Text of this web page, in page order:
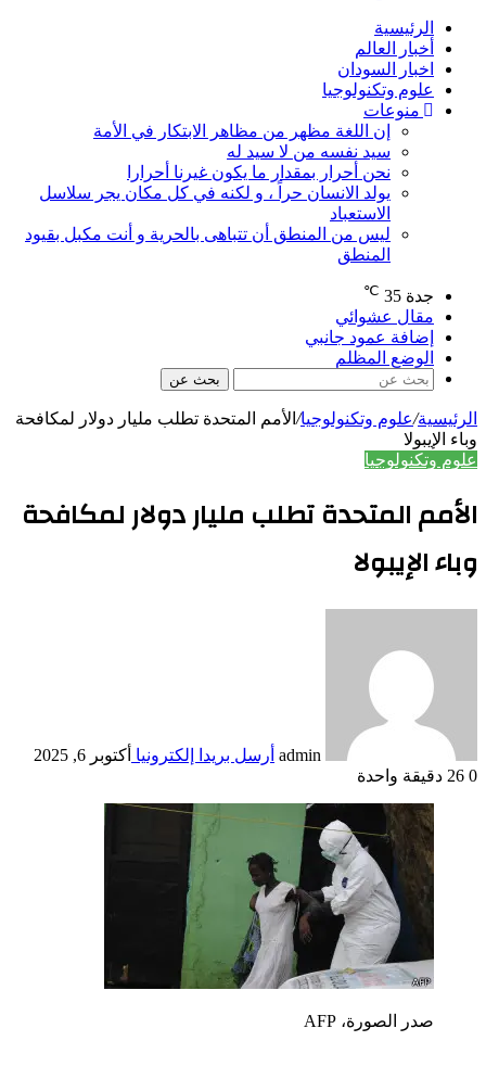
الرئيسية
أخبار العالم
اخبار السودان
علوم وتكنولوجيا
منوعات
إن اللغة مظهر من مظاهر الابتكار في الأمة
سيد نفسه من لا سيد له
نحن أحرار بمقدار ما يكون غيرنا أحرارا
يولد الانسان حراً ، و لكنه في كل مكان يجر سلاسل
الاستعباد
ليس من المنطق أن تتباهى بالحرية و أنت مكبل بقيود
المنطق
جدة 35
℃
مقال عشوائي
إضافة عمود جانبي
الوضع المظلم
بحث عن
الرئيسية/علوم وتكنولوجيا/ الأمم المتحدة تطلب مليار دولار لمكافحة
وباء الإيبولا
علوم وتكنولوجيا
الأمم المتحدة تطلب مليار دولار لمكافحة
وباء الإيبولا
admin أرسل بريدا إلكترونيا أكتوبر 6, 2025
0
دقيقة واحدة
صدر الصورة، AFP